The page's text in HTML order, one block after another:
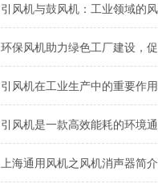
上海​通用风机之风机消声器简介